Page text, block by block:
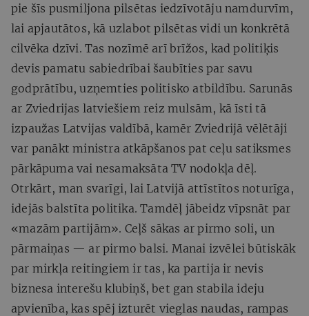
pie šīs pusmiljona pilsētas iedzīvotāju namdurvīm,
lai apjautātos, kā uzlabot pilsētas vidi un konkrētā
cilvēka dzīvi. Tas nozīmē arī brīžos, kad politiķis
devis pamatu sabiedrībai šaubīties par savu
godprātību, uzņemties politisko atbildību. Sarunās
ar Zviedrijas latviešiem reiz mulsām, kā īsti tā
izpaužas Latvijas valdībā, kamēr Zviedrijā vēlētāji
var panākt ministra atkāpšanos pat ceļu satiksmes
pārkāpuma vai nesamaksāta TV nodokļa dēļ.
Otrkārt, man svarīgi, lai Latvijā attīstītos noturīga,
idejās balstīta politika. Tamdēļ jābeidz vīpsnāt par
«mazām partijām». Ceļš sākas ar pirmo soli, un
pārmaiņas — ar pirmo balsi. Manai izvēlei būtiskāk
par mirkļa reitingiem ir tas, ka partija ir nevis
biznesa interešu klubiņš, bet gan stabila ideju
apvienība, kas spēj izturēt vieglas naudas, rampas